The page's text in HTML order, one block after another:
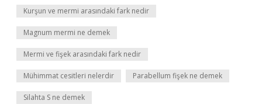
Kurşun ve mermi arasındaki fark nedir
Magnum mermi ne demek
Mermi ve fişek arasındaki fark nedir
Mühimmat cesitleri nelerdir Parabellum fişek ne demek
Silahta S ne demek